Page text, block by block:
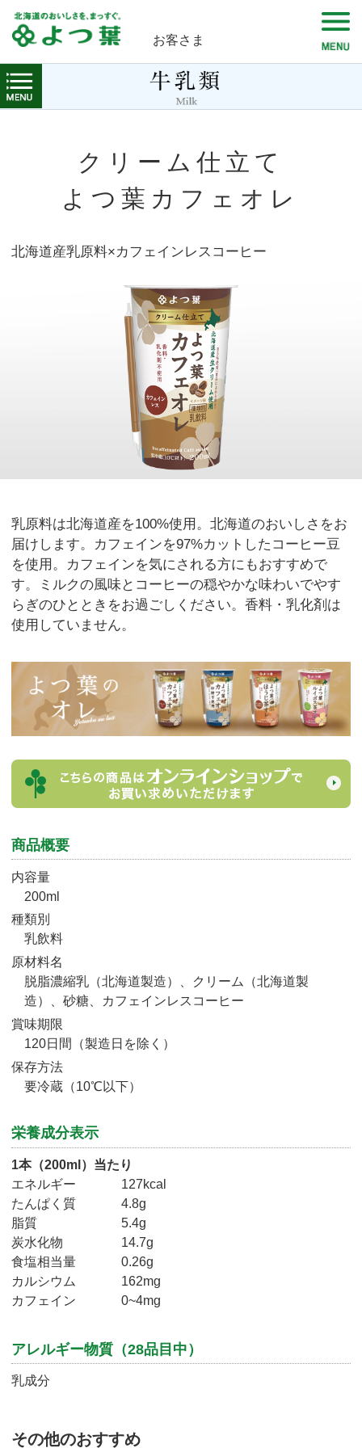
お客さま
クリーム仕立て
よつ葉カフェオレ
北海道産乳原料×カフェインレスコーヒー
乳原料は北海道産を100%使用。北海道のおいしさをお
届けします。カフェインを97%カットしたコーヒー豆
を使用。カフェインを気にされる方にもおすすめで
す。ミルクの風味とコーヒーの穏やかな味わいでやす
らぎのひとときをお過ごしください。香料・乳化剤は
使用していません。
商品概要
内容量
200ml
種類別
乳飲料
原材料名
脱脂濃縮乳（北海道製造）、クリーム（北海道製
造）、砂糖、カフェインレスコーヒー
賞味期限
120日間（製造日を除く）
保存方法
要冷蔵（10℃以下）
栄養成分表示
1本（200ml）当たり
エネルギー
127kcal
たんぱく質
4.8g
脂質
5.4g
炭水化物
14.7g
食塩相当量
0.26g
カルシウム
162mg
カフェイン​
0~4mg​
アレルギー物質（28品目中）
乳成分
その他のおすすめ